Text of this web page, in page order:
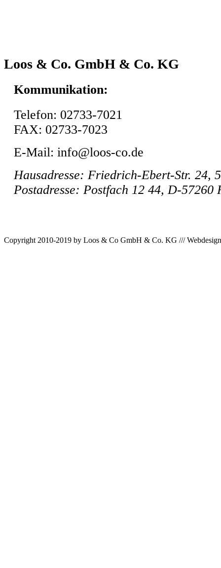
Loos & Co. GmbH & Co. KG
Kommunikation:
Telefon: 02733-7021
FAX: 02733-7023
E-Mail: info@loos-co.de
Hausadresse: Friedrich-Ebert-Str. 24,
Postadresse: Postfach 12 44, D-57260
Copyright 2010-2019 by Loos & Co GmbH & Co. KG ///